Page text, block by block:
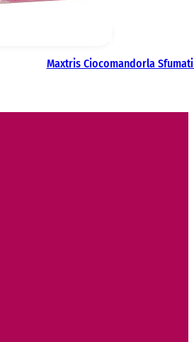
Maxtris Ciocomandorla